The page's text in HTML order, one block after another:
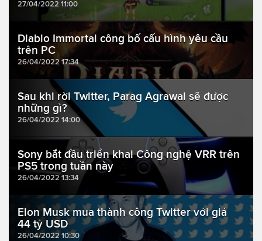
27/04/2022 11:00
Diablo Immortal công bố cấu hình yêu cầu
trên PC
26/04/2022 17:34
Sau khi rời Twitter, Parag Agrawal sẽ được
những gì?
26/04/2022 14:00
Sony bắt đầu triển khai Công nghệ VRR trên
PS5 trong tuần này
26/04/2022 13:34
Elon Musk mua thành công Twitter với giá
44 tỷ USD
26/04/2022 10:30